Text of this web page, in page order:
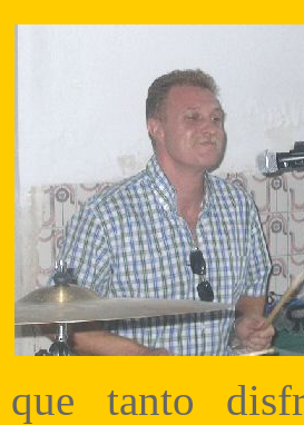
que tanto